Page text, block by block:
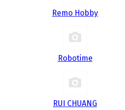
Remo Hobby
Robotime
RUI CHUANG